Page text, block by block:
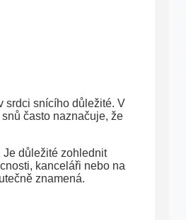
srdci snícího důležité. V
často naznačuje, že
Je důležité zohlednit
kanceláři nebo na
znamená.